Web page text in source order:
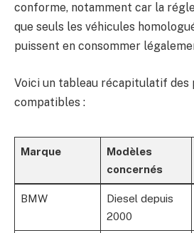
conforme, notamment car la
que seuls les véhicules
puissent en consommer
Voici un tableau récapitulatif des
compatibles :
Marque
Modèles
concernés
BMW
Diesel depuis
2000